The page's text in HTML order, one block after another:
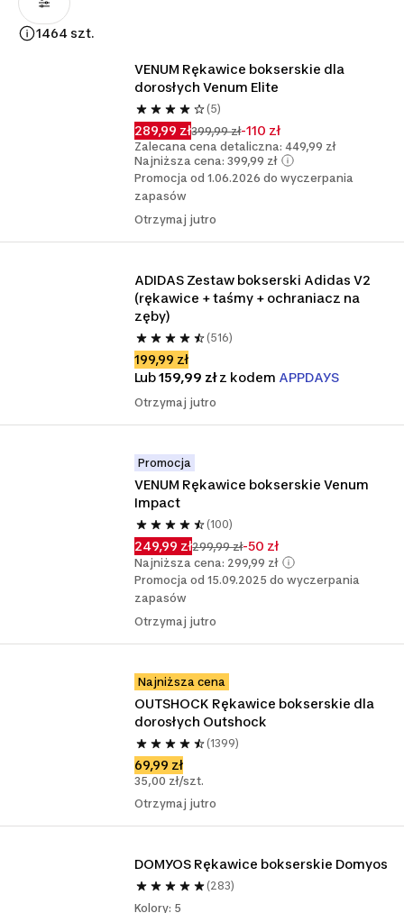
1464 szt.
VENUM Rękawice bokserskie dla
dorosłych Venum Elite
(5)
289,99 zł399,99 zł-110 zł
Zalecana cena detaliczna: 449,99 zł
Najniższa cena: 399,99 zł
Promocja od 1.06.2026 do wyczerpania
zapasów
Otrzymaj jutro
ADIDAS Zestaw bokserski Adidas V2
(rękawice + taśmy + ochraniacz na
zęby)
(516)
199,99 zł
Lub159,99 złz kodem APPDAYS
Otrzymaj jutro
Promocja
VENUM Rękawice bokserskie Venum
Impact
(100)
249,99 zł299,99 zł-50 zł
Najniższa cena: 299,99 zł
Promocja od 15.09.2025 do wyczerpania
zapasów
Otrzymaj jutro
Najniższa cena
OUTSHOCK Rękawice bokserskie dla
dorosłych Outshock
(1399)
69,99 zł
35,00 zł/szt.
Otrzymaj jutro
DOMYOS Rękawice bokserskie Domyos
(283)
Kolory: 5